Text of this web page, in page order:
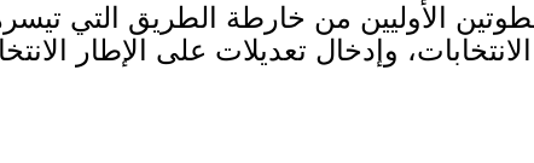
الأوليين من خارطة الطريق التي
وإدخال تعديلات على الإطار